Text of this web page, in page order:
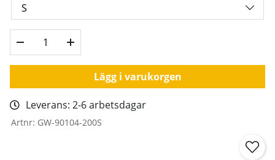
Lägg i varukorgen
Leverans: 2-6 arbetsdagar
Artnr: GW-90104-200S